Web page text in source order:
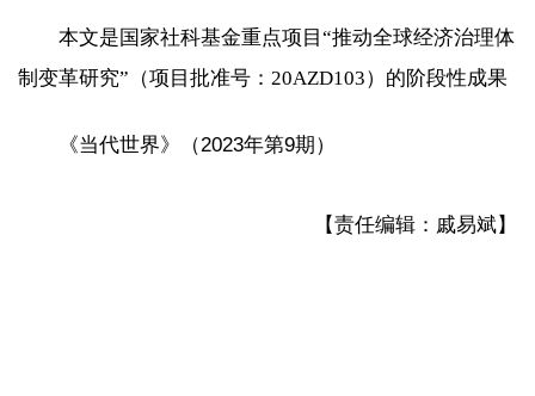
本文是国家社科基金重点项目“推动全球经济治理体
制变革研究”（项目批准号：20AZD103）的阶段性成果
《当代世界》（2023年第9期）
【责任编辑：戚易斌】